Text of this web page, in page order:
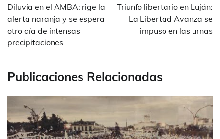
de
entradas
Diluvia en el AMBA: rige la
alerta naranja y se espera
otro día de intensas
precipitaciones
Triunfo libertario en Luján:
La Libertad Avanza se
impuso en las urnas
Publicaciones Relacionadas